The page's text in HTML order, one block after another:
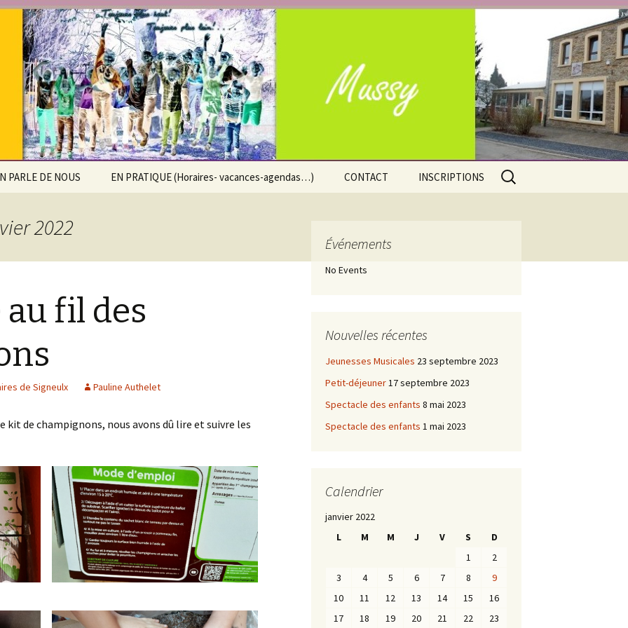
Saint-Pierre de Mussy-la-Ville
PARLE DE NOUS EN PRATIQUE (Horaires- vacances-agendas…)
Agenda
CONTACT
Situation géographique
INSCRIPTIONS Rechercher :
2022
au fil des
de Signeulx Pauline Authelet
de champignons, nous avons dû lire et suivre les
Événements
No Events
Nouvelles récentes
Jeunesses Musicales 23 septembre 2023
Petit-déjeuner17 septembre 2023
Spectacle des enfants 8 mai 2023
Spectacle des enfants 1 mai 2023
Calendrier
janvier 2022
L
M M J V S
D
1
2
3
4 5 6 7 8
9
10
11 12 13 14 15
16
17
18 19 20 21 22
23